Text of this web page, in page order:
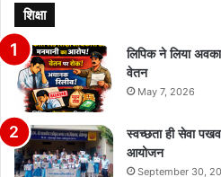
शिक्षा
लिपिक ने लिया
वेतन
May 7, 2026
स्वच्छता ही सेवा
आयोजन
September 30,